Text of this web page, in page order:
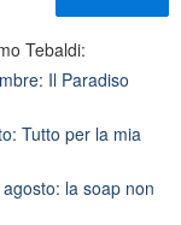
Tebaldi:
Il Paradiso
Tutto per la mia
la soap non